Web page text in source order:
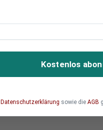
auf dem
Kostenlos
Datenschutzerklärung sowie die AGB